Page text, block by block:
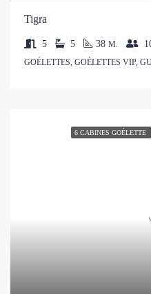
Tigra
5 5 38 M.
GOÉLETTES, GOÉLETTES VIP,
6 CABINES GOÉLETTE